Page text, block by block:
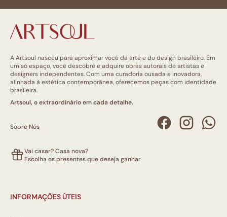
A Artsoul nasceu para aproximar você da arte e do design brasileiro. Em
um só espaço, você descobre e adquire obras autorais de artistas e
designers independentes. Com uma curadoria ousada e inovadora,
alinhada à estética contemporânea, oferecemos peças com identidade
brasileira.
Artsoul, o extraordinário em cada detalhe.
Sobre Nós
Vai casar? Casa nova?
Escolha os presentes que deseja ganhar
INFORMAÇÕES ÚTEIS